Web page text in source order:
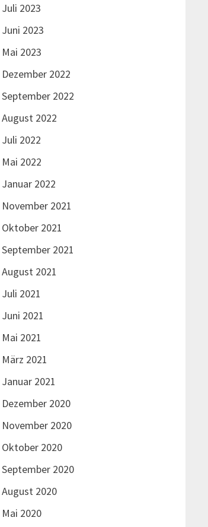
Juli 2023
Juni 2023
Mai 2023
Dezember 2022
September 2022
August 2022
Juli 2022
Mai 2022
Januar 2022
November 2021
Oktober 2021
September 2021
August 2021
Juli 2021
Juni 2021
Mai 2021
März 2021
Januar 2021
Dezember 2020
November 2020
Oktober 2020
September 2020
August 2020
Mai 2020